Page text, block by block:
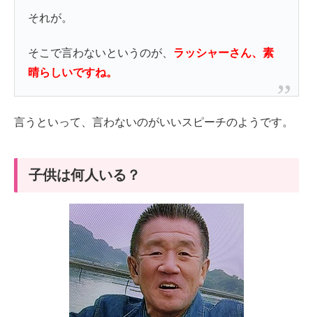
それが。
そこで言わないというのが、 ラッシャーさん、素
晴らしいですね。
言うといって、言わないのがいいスピーチのようです。
子供は何人いる？